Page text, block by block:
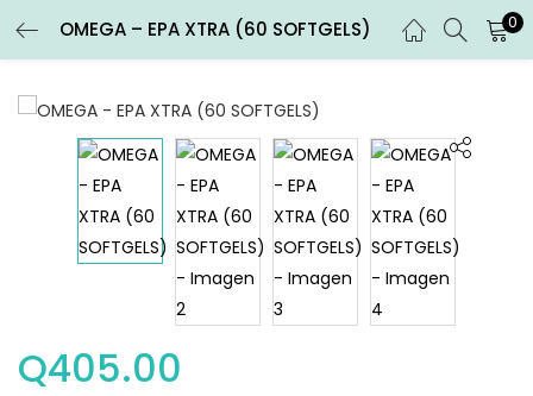
OMEGA – EPA XTRA (60 SOFTGELS) 0
Q405.00
ENTRAR REGISTRARSE
Introduce tu nombre de usuario y contraseña para iniciar